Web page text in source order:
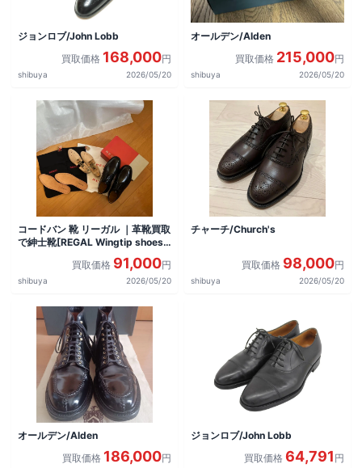
ジョンロブ/John Lobb
買取価格 168,000円
shibuya 2026/05/20
オールデン/Alden
買取価格 215,000円
shibuya 2026/05/20
コードバン 靴 リーガル ｜革靴買取
で紳士靴[REGAL Wingtip shoes]
買取価格 91,000円
shibuya 2026/05/20
チャーチ/Church's
買取価格 98,000円
shibuya 2026/05/20
オールデン/Alden
買取価格 186,000円
ジョンロブ/John Lobb
買取価格 64,791 円